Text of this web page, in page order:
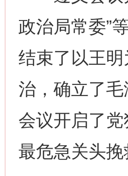
政治局常委”
结束了以王明
治，确立了
会议开启了
最危急关头